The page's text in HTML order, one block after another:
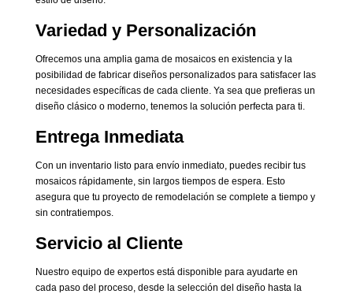
Variedad y Personalización
Ofrecemos una amplia gama de mosaicos en existencia y la
posibilidad de fabricar diseños personalizados para satisfacer las
necesidades específicas de cada cliente. Ya sea que prefieras un
diseño clásico o moderno, tenemos la solución perfecta para ti.
Entrega Inmediata
Con un inventario listo para envío inmediato, puedes recibir tus
mosaicos rápidamente, sin largos tiempos de espera. Esto
asegura que tu proyecto de remodelación se complete a tiempo y
sin contratiempos.
Servicio al Cliente
Nuestro equipo de expertos está disponible para ayudarte en
cada paso del proceso, desde la selección del diseño hasta la